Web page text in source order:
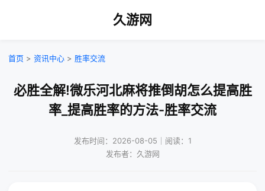
久游网
首页 > 资讯中心 > 胜率交流
必胜全解!微乐河北麻将推倒胡怎么提高胜
率_提高胜率的方法-胜率交流
发布时间：2026-08-05｜阅读：1
发布者：久游网